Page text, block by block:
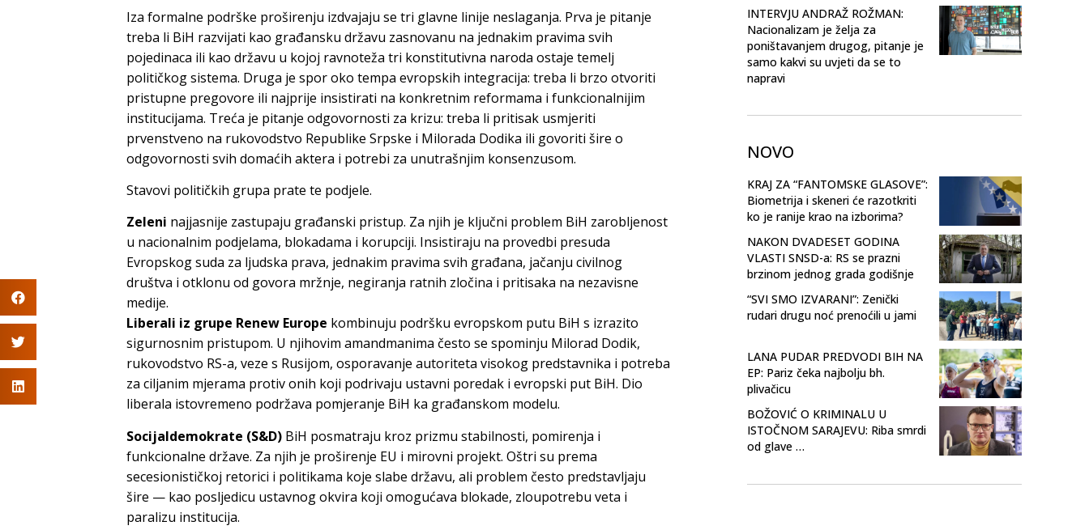
Iza formalne podrške proširenju izdvajaju se tri glavne linije neslaganja. Prva je pitanje
treba li BiH razvijati kao građansku državu zasnovanu na jednakim pravima svih
pojedinaca ili kao državu u kojoj ravnoteža tri konstitutivna naroda ostaje temelj
političkog sistema. Druga je spor oko tempa evropskih integracija: treba li brzo otvoriti
pristupne pregovore ili najprije insistirati na konkretnim reformama i funkcionalnijim
institucijama. Treća je pitanje odgovornosti za krizu: treba li pritisak usmjeriti
prvenstveno na rukovodstvo Republike Srpske i Milorada Dodika ili govoriti šire o
odgovornosti svih domaćih aktera i potrebi za unutrašnjim konsenzusom.
Stavovi političkih grupa prate te podjele.
Zeleni najjasnije zastupaju građanski pristup. Za njih je ključni problem BiH zarobljenost
u nacionalnim podjelama, blokadama i korupciji. Insistiraju na provedbi presuda
Evropskog suda za ljudska prava, jednakim pravima svih građana, jačanju civilnog
društva i otklonu od govora mržnje, negiranja ratnih zločina i pritisaka na nezavisne
medije.
Liberali iz grupe Renew Europe kombinuju podršku evropskom putu BiH s izrazito
sigurnosnim pristupom. U njihovim amandmanima često se spominju Milorad Dodik,
rukovodstvo RS-a, veze s Rusijom, osporavanje autoriteta visokog predstavnika i potreba
za ciljanim mjerama protiv onih koji podrivaju ustavni poredak i evropski put BiH. Dio
liberala istovremeno podržava pomjeranje BiH ka građanskom modelu.
Socijaldemokrate (S&D) BiH posmatraju kroz prizmu stabilnosti, pomirenja i
funkcionalne države. Za njih je proširenje EU i mirovni projekt. Oštri su prema
secesionističkoj retorici i politikama koje slabe državu, ali problem često predstavljaju
šire — kao posljedicu ustavnog okvira koji omogućava blokade, zloupotrebu veta i
paralizu institucija.
INTERVJU ANDRAŽ ROŽMAN:
Nacionalizam je želja za
poništavanjem drugog, pitanje je
samo kakvi su uvjeti da se to
napravi
NOVO
KRAJ ZA “FANTOMSKE GLASOVE”:
Biometrija i skeneri će razotkriti
ko je ranije krao na izborima?
NAKON DVADESET GODINA
VLASTI SNSD-a: RS se prazni
brzinom jednog grada godišnje
“SVI SMO IZVARANI”: Zenički
rudari drugu noć prenoćili u jami
LANA PUDAR PREDVODI BIH NA
EP: Pariz čeka najbolju bh.
plivačicu
BOŽOVIĆ O KRIMINALU U
ISTOČNOM SARAJEVU: Riba smrdi
od glave …